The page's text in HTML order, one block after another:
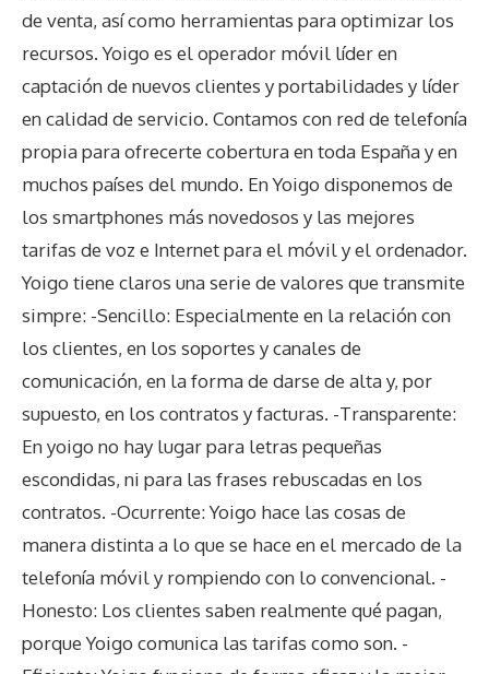
de venta, así como herramientas para optimizar los
recursos. Yoigo es el operador móvil líder en
captación de nuevos clientes y portabilidades y líder
en calidad de servicio. Contamos con red de telefonía
propia para ofrecerte cobertura en toda España y en
muchos países del mundo. En Yoigo disponemos de
los smartphones más novedosos y las mejores
tarifas de voz e Internet para el móvil y el ordenador.
Yoigo tiene claros una serie de valores que transmite
simpre: -Sencillo: Especialmente en la relación con
los clientes, en los soportes y canales de
comunicación, en la forma de darse de alta y, por
supuesto, en los contratos y facturas. -Transparente:
En yoigo no hay lugar para letras pequeñas
escondidas, ni para las frases rebuscadas en los
contratos. -Ocurrente: Yoigo hace las cosas de
manera distinta a lo que se hace en el mercado de la
telefonía móvil y rompiendo con lo convencional. -
Honesto: Los clientes saben realmente qué pagan,
porque Yoigo comunica las tarifas como son. -